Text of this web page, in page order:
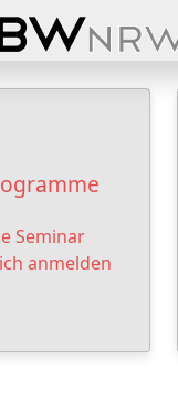
Seminar
anmelden